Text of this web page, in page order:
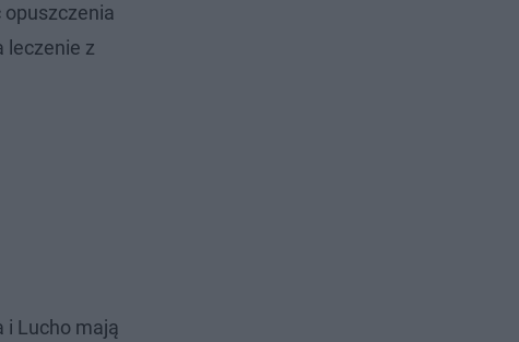
leczenie z
i Lucho mają